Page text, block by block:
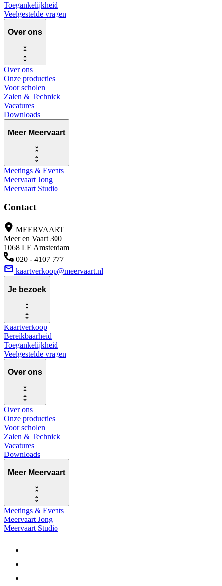
Toegankelijkheid
Veelgestelde vragen
Over ons
Over ons
Onze producties
Voor scholen
Zalen & Techniek
Vacatures
Downloads
Meer Meervaart
Meetings & Events
Meervaart Jong
Meervaart Studio
Contact
MEERVAART
Meer en Vaart 300
1068 LE Amsterdam
020 - 4107 777
kaartverkoop@meervaart.nl
Je bezoek
Kaartverkoop
Bereikbaarheid
Toegankelijkheid
Veelgestelde vragen
Over ons
Over ons
Onze producties
Voor scholen
Zalen & Techniek
Vacatures
Downloads
Meer Meervaart
Meetings & Events
Meervaart Jong
Meervaart Studio